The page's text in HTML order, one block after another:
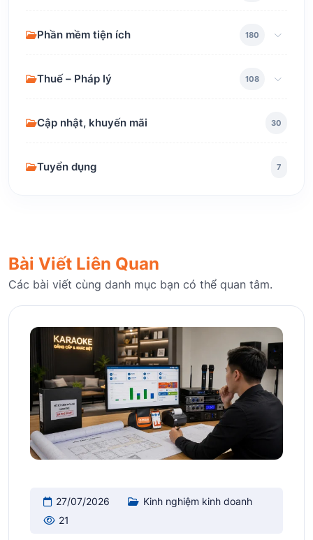
Phần mềm tiện ích 180
Thuế – Pháp lý 108
Cập nhật, khuyến mãi 30
Tuyển dụng 7
Bài Viết Liên Quan
Các bài viết cùng danh mục bạn có thể quan tâm.
27/07/2026
Kinh nghiệm kinh doanh
21